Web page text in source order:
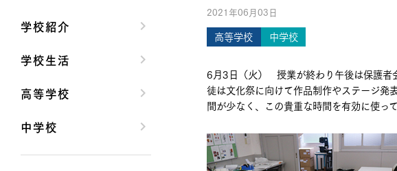
2021年06月03日
高等学校 中学校
6月3日（火） 授業が終わり午後は保護者
徒は文化祭に向けて作品制作やステージ発
間が少なく、この貴重な時間を有効に使って
学校紹介
学校生活
高等学校
中学校
沿革
大学合格実績
制服紹介
特進コース／進学コース
先輩たちの声・生徒たちの声
Aコース／Bコース
先輩たちの声・生徒たちの声